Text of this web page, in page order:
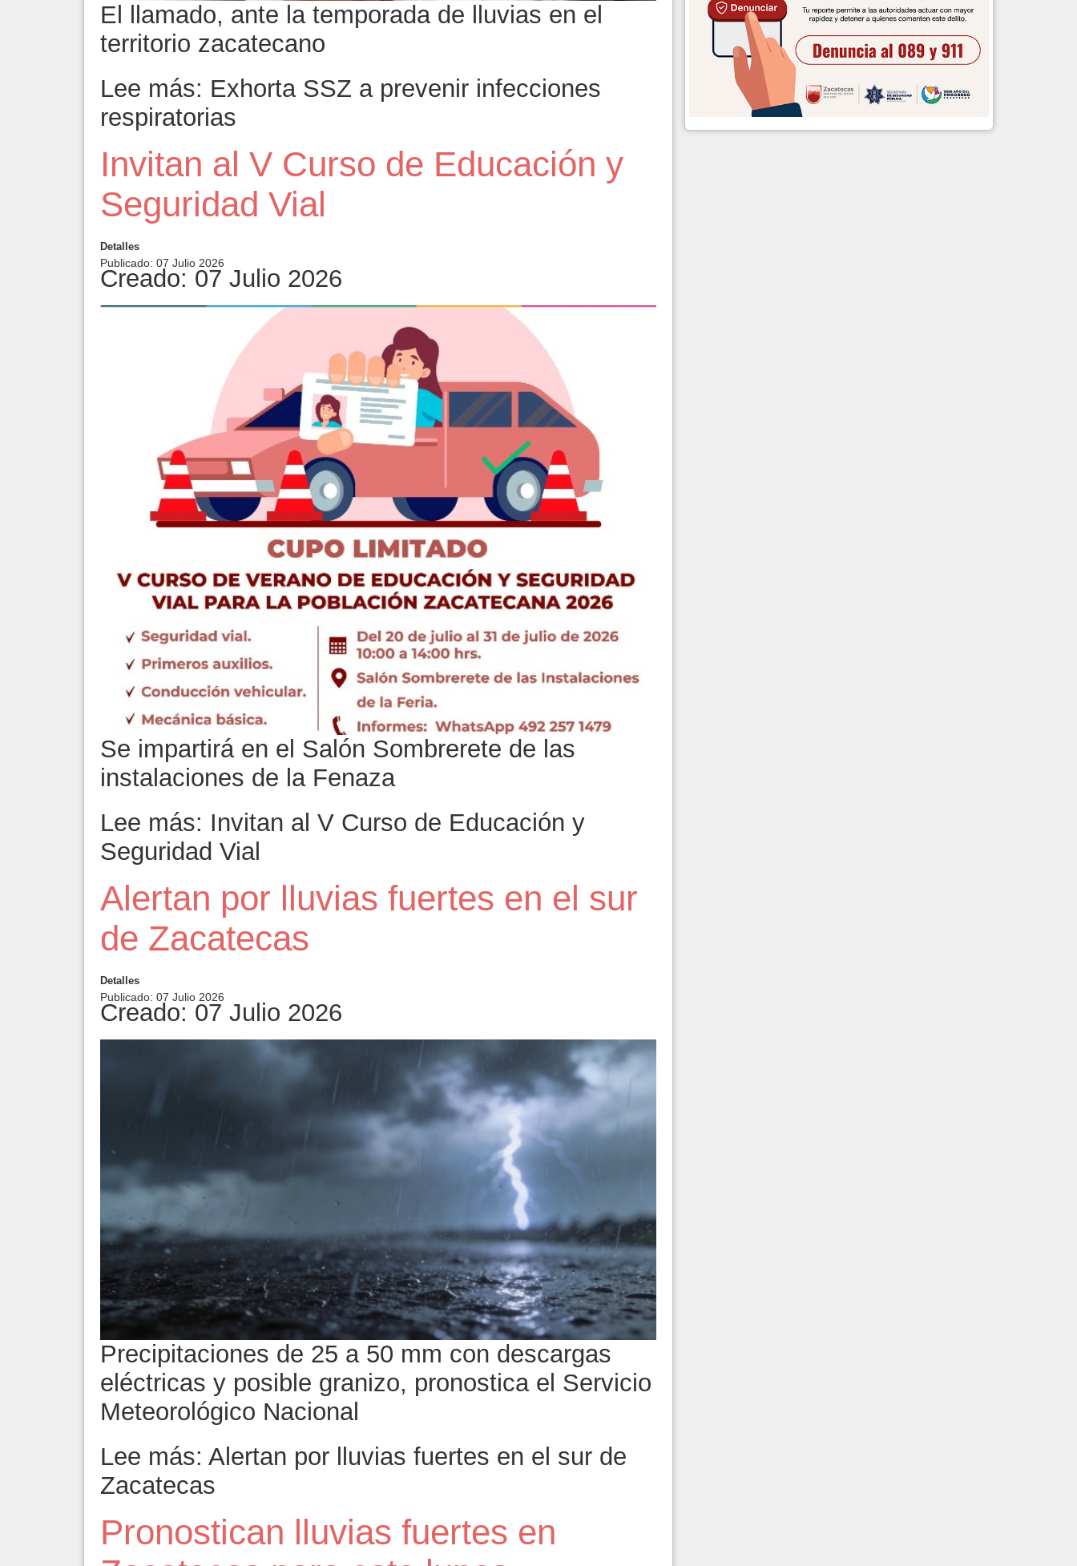
El llamado, ante la temporada de lluvias en el
territorio zacatecano
Lee más: Exhorta SSZ a prevenir infecciones
respiratorias
Invitan al V Curso de Educación y
Seguridad Vial
Detalles
Publicado: 07 Julio 2026
Creado: 07 Julio 2026
Se impartirá en el Salón Sombrerete de las
instalaciones de la Fenaza
Lee más: Invitan al V Curso de Educación y
Seguridad Vial
Alertan por lluvias fuertes en el sur
de Zacatecas
Detalles
Publicado: 07 Julio 2026
Creado: 07 Julio 2026
Precipitaciones de 25 a 50 mm con descargas
eléctricas y posible granizo, pronostica el Servicio
Meteorológico Nacional
Lee más: Alertan por lluvias fuertes en el sur de
Zacatecas
Pronostican lluvias fuertes en